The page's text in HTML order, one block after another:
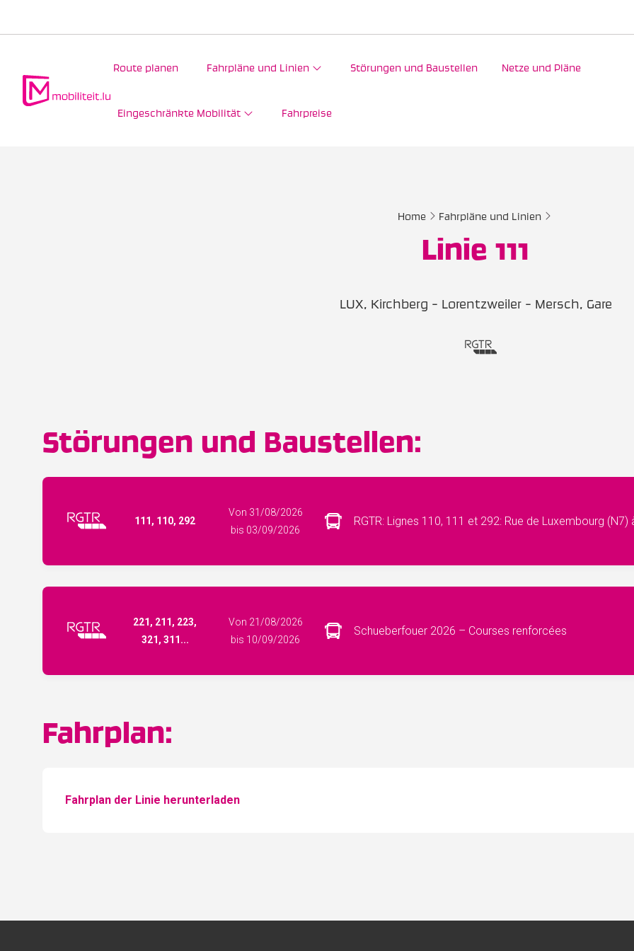
Route planen Fahrpläne und Linien Störungen und Baustellen Netze und Pläne
Eingeschränkte Mobilität Fahrpreise
Home Fahrpläne und Linien
Linie 111
LUX, Kirchberg - Lorentzweiler - Mersch, Gare
Störungen und Baustellen:
111, 110, 292
Von 31/08/2026
bis 03/09/2026
RGTR: Lignes 110, 111 et 292: Rue de Luxembourg (N7)
221, 211, 223,
321, 311...
Von 21/08/2026
bis 10/09/2026
Schueberfouer 2026 – Courses renforcées
Fahrplan:
Fahrplan der Linie herunterladen